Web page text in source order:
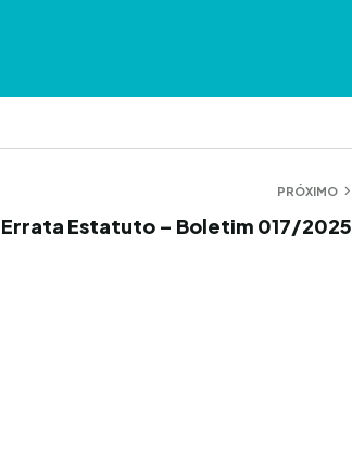
PRÓXIMO
Próximo
Errata Estatuto – Boletim 017/2025